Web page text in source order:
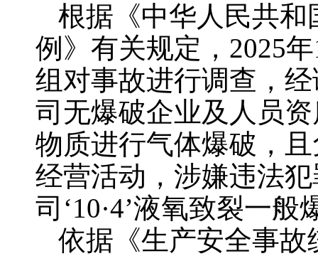
根据《中华人民共
例》有关规定，2025
组对事故进行调查，
司无爆破企业及人员
物质进行气体爆破，
经营活动，涉嫌违法
司‘10·4’液氧致裂一
依据《生产安全事